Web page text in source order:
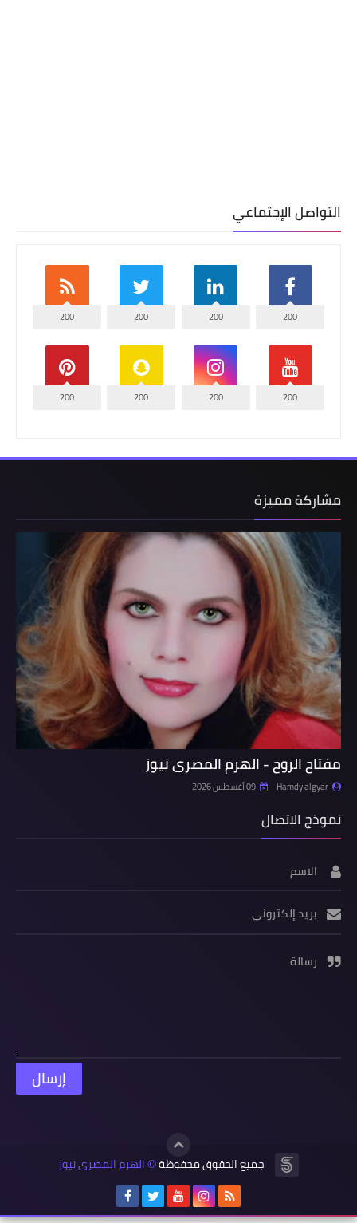
التواصل الإجتماعي
200
200
200
200
200
200
200
200
مشاركة مميزة
مفتاح الروح - الهرم المصرى نيوز
Hamdy algyar 09 أغسطس 2026
نموذج الاتصال
الاسم
بريد إلكتروني
رسالة
جميع الحقوق محفوظة© الهرم المصرى نيوز